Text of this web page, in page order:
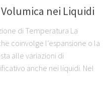
nei Liquidi
di Temperatura La
coinvolge l’espansione o la
alle variazioni di
anche nei liquidi. Nel